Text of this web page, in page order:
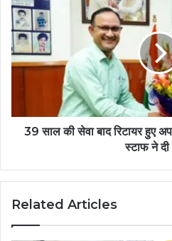
39 साल की सेवा बाद रिटायर हुए
स्टाफ ने दी
Related Articles